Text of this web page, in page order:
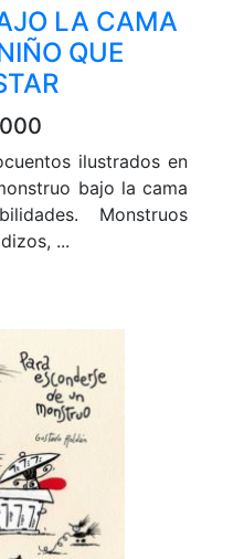
LA CAMA
QUE
ilustrados en
bajo la cama
Monstruos
...